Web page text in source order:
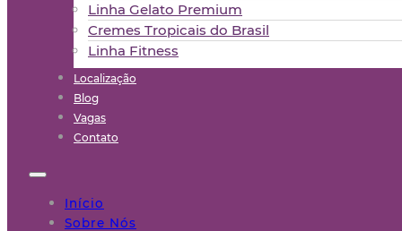
Linha Gelato Premium
Cremes Tropicais do Brasil
Linha Fitness
Localização
Blog
Vagas
Contato
Início
Sobre Nós